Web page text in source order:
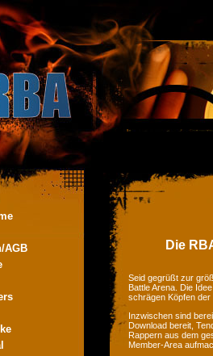
AGB
Die
Seid gegrüßt zur
Battle Arena. Die
schrägen Köpfen
Inzwischen sind
Download bereit,
Rappern aus dem
Member-Area